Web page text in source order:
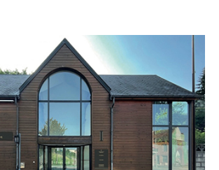
21 Agence du Fort
du Général de Gaulle
GUISE - 02120
Envoyer un message